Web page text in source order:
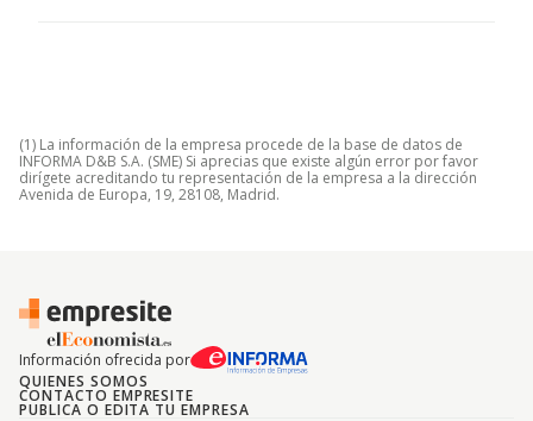
(1) La información de la empresa procede de la base de datos de
INFORMA D&B S.A. (SME) Si aprecias que existe algún error por favor
dirígete acreditando tu representación de la empresa a la dirección
Avenida de Europa, 19, 28108, Madrid.
Información ofrecida por
QUIENES SOMOS
CONTACTO EMPRESITE
PUBLICA O EDITA TU EMPRESA